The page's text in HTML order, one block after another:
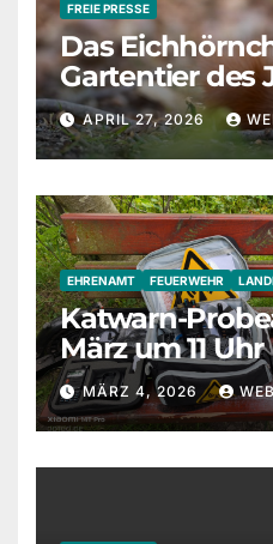
FREIE PRESSE
Das
Gartentier des
APRIL 27, 2026
EHRENAMT FEUERWEHR
Katwarn-
März um 11 Uhr
MÄRZ 4, 2026